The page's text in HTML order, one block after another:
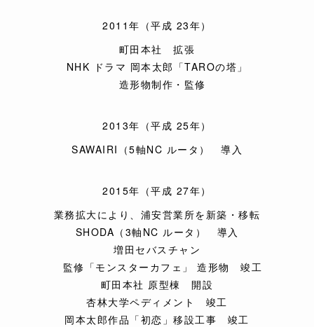
2011年（平成 23年）
町田本社 拡張
NHK ドラマ 岡本太郎「TAROの塔」
造形物制作・監修
2013年（平成 25年）
SAWAIRI（5軸NC ルータ） 導入
2015年（平成 27年）
業務拡大により、浦安営業所を新築・移転
SHODA（3軸NC ルータ） 導入
増田セバスチャン
監修「モンスターカフェ」 造形物 竣工
町田本社 原型棟 開設
杏林大学ペディメント 竣工
岡本太郎作品「初恋」移設工事 竣工